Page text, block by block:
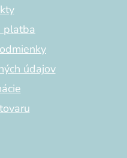
platba
údajov